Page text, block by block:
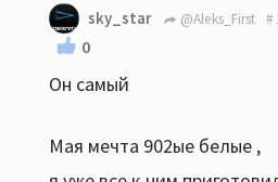
sky_star @Aleks_First
0
Он самый
Мая мечта 902ые белые ,